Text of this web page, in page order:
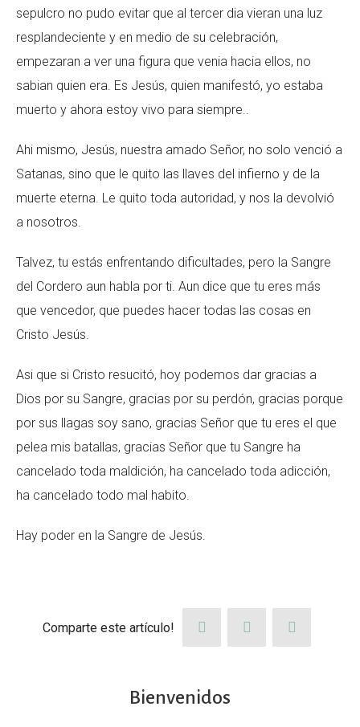
sepulcro no pudo evitar que al tercer dia vieran una luz
resplandeciente y en medio de su celebración,
empezaran a ver una figura que venia hacia ellos, no
sabian quien era. Es Jesús, quien manifestó, yo estaba
muerto y ahora estoy vivo para siempre..
Ahi mismo, Jesús, nuestra amado Señor, no solo venció a
Satanas, sino que le quito las llaves del infierno y de la
muerte eterna. Le quito toda autoridad, y nos la devolvió
a nosotros.
Talvez, tu estás enfrentando dificultades, pero la Sangre
del Cordero aun habla por ti. Aun dice que tu eres más
que vencedor, que puedes hacer todas las cosas en
Cristo Jesús.
Asi que si Cristo resucitó, hoy podemos dar gracias a
Dios por su Sangre, gracias por su perdón, gracias porque
por sus llagas soy sano, gracias Señor que tu eres el que
pelea mis batallas, gracias Señor que tu Sangre ha
cancelado toda maldición, ha cancelado toda adicción,
ha cancelado todo mal habito.
Hay poder en la Sangre de Jesús.
Comparte este artículo!
Bienvenidos